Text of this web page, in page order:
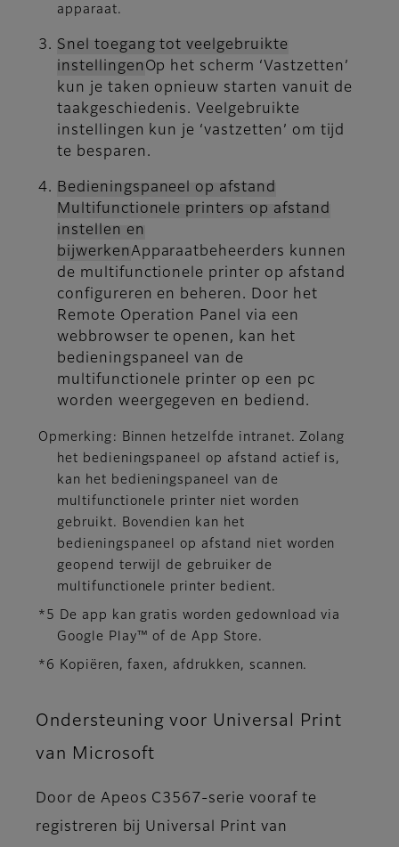
apparaat.
Snel toegang tot veelgebruikte
instellingen Op het scherm ‘Vastzetten’
kun je taken opnieuw starten vanuit de
taakgeschiedenis. Veelgebruikte
instellingen kun je ‘vastzetten’ om tijd
te besparen.
Bedieningspaneel op afstand
Multifunctionele printers op afstand
instellen en
bijwerkenApparaatbeheerders kunnen
de multifunctionele printer op afstand
configureren en beheren. Door het
Remote Operation Panel via een
webbrowser te openen, kan het
bedieningspaneel van de
multifunctionele printer op een pc
worden weergegeven en bediend.
Opmerking: Binnen hetzelfde intranet. Zolang
het bedieningspaneel op afstand actief is,
kan het bedieningspaneel van de
multifunctionele printer niet worden
gebruikt. Bovendien kan het
bedieningspaneel op afstand niet worden
geopend terwijl de gebruiker de
multifunctionele printer bedient.
*5 De app kan gratis worden gedownload via
Google Play™ of de App Store.
*6 Kopiëren, faxen, afdrukken, scannen.
Ondersteuning voor Universal Print
van Microsoft
Door de Apeos C3567-serie vooraf te
registreren bij Universal Print van